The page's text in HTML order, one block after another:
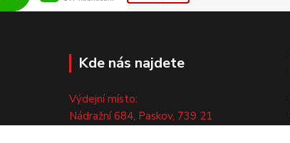
Kde nás najdete
Výdejní místo:
Nádražní 684, Paskov, 739 21